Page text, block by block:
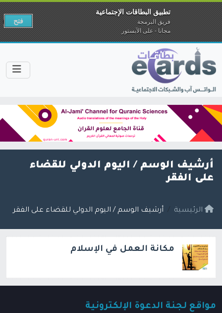
أرشيف الوسم / اليوم الدولي للقضاء
على الفقر
الرئيسية أرشيف الوسم / اليوم الدولي للقضاء على الفقر
مكانة العمل في الإسلام
مواقع لجنة الدعوة الإلكترونية
تطبيق البطاقات الإجتماعية
فريق البرمجة
مجانا - على الآبستور
فتح